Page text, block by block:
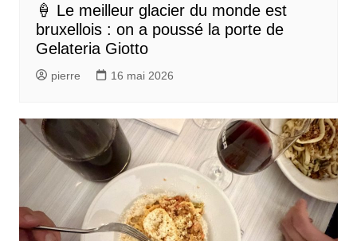
c
🍦 Le meilleur glacier du monde est
bruxellois : on a poussé la porte de
Gelateria Giotto
pierre 16 mai 2026